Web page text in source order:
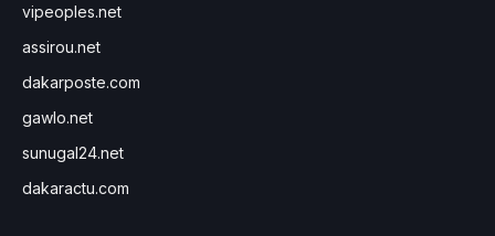
vipeoples.net
assirou.net
dakarposte.com
gawlo.net
sunugal24.net
dakaractu.com